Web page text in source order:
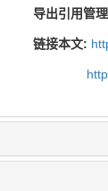
导出引用管
链接本文: